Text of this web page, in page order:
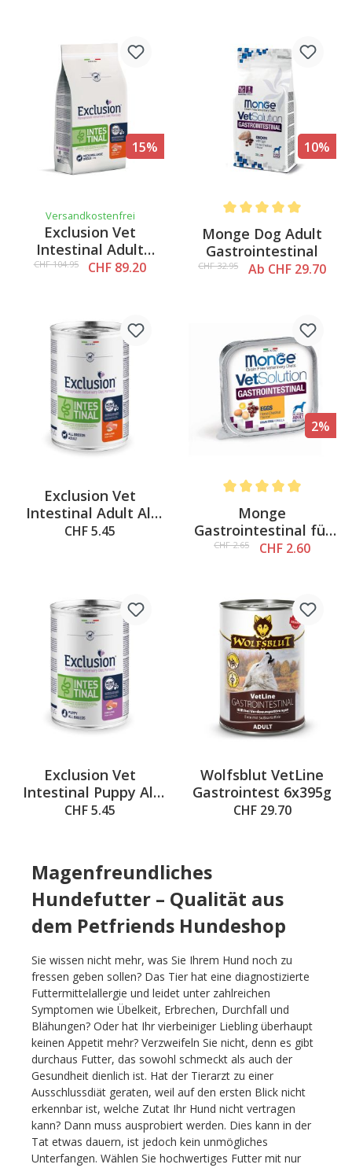
15%
Versandkostenfrei
Exclusion Vet
Intestinal Adult
Medium & Large
CHF 104.95 CHF 89.20
10%
Average rating of 5 out
Monge Dog Adult
Gastrointestinal
CHF 32.95 Ab CHF 29.70
Exclusion Vet
Intestinal Adult All
Breeds Pork, 400g
CHF 5.45
2%
Monge
Gastrointestinal für
Hunde, 150g
CHF 2.65 CHF 2.60
Exclusion Vet
Intestinal Puppy All
Breeds Pork, 400g
CHF 5.45
Wolfsblut VetLine
Gastrointest 6x395g
CHF 29.70
Magenfreundliches
Hundefutter – Qualität aus
dem Petfriends Hundeshop
Sie wissen nicht mehr, was Sie Ihrem Hund noch zu
fressen geben sollen? Das Tier hat eine diagnostizierte
Futtermittelallergie und leidet unter zahlreichen
Symptomen wie Übelkeit, Erbrechen, Durchfall und
Blähungen? Oder hat Ihr vierbeiniger Liebling überhaupt
keinen Appetit mehr? Verzweifeln Sie nicht, denn es gibt
durchaus Futter, das sowohl schmeckt als auch der
Gesundheit dienlich ist. Hat der Tierarzt zu einer
Ausschlussdiät geraten, weil auf den ersten Blick nicht
erkennbar ist, welche Zutat Ihr Hund nicht vertragen
kann? Dann muss ausprobiert werden. Dies kann in der
Tat etwas dauern, ist jedoch kein unmögliches
Unterfangen. Wählen Sie hochwertiges Futter mit nur